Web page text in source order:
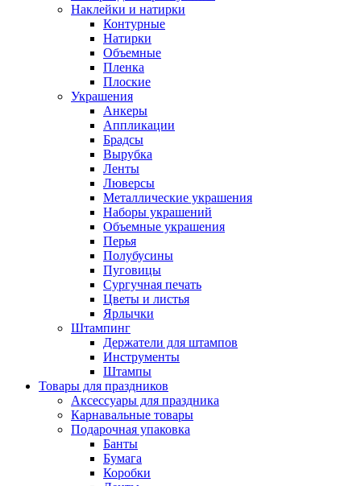
Наклейки и натирки
Контурные
Натирки
Объемные
Пленка
Плоские
Украшения
Анкеры
Аппликации
Брадсы
Вырубка
Ленты
Люверсы
Металлические украшения
Наборы украшений
Объемные украшения
Перья
Полубусины
Пуговицы
Сургучная печать
Цветы и листья
Ярлычки
Штампинг
Держатели для штампов
Инструменты
Штампы
Товары для праздников
Аксессуары для праздника
Карнавальные товары
Подарочная упаковка
Банты
Бумага
Коробки